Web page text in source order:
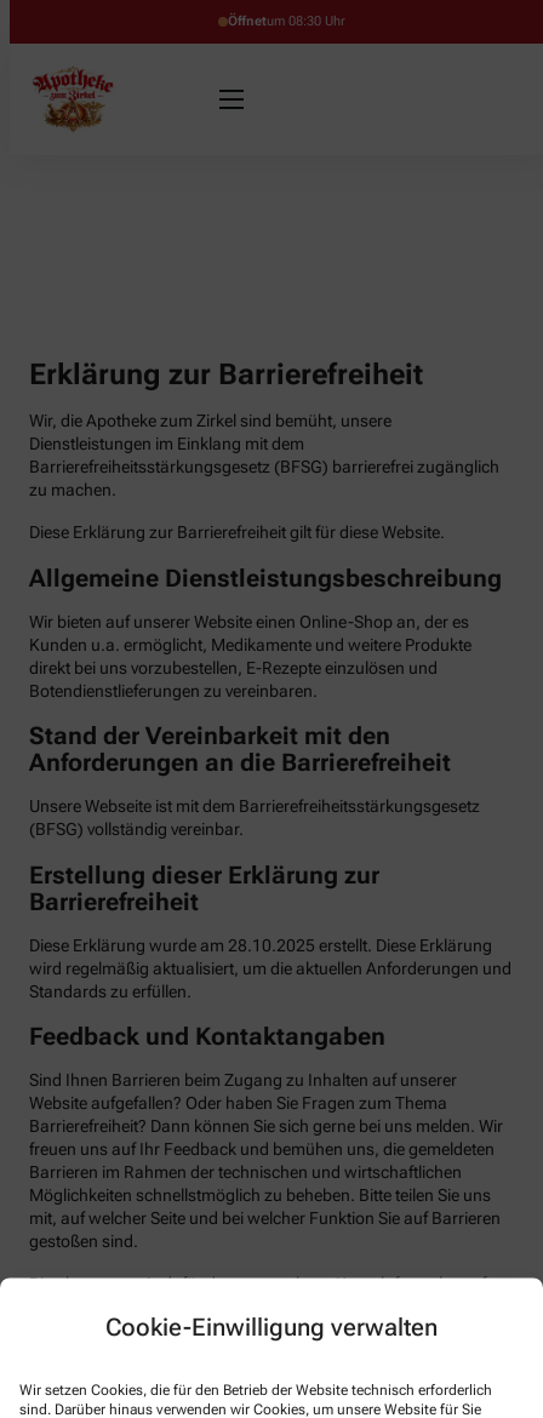
Cookie-Einwilligung verwalten
Wir setzen Cookies, die für den Betrieb der Website technisch erforderlich
sind. Darüber hinaus verwenden wir Cookies, um unsere Website für Sie
Öffnetum 08:30 Uhr
Erklärung zur Barrierefreiheit
Wir, die Apotheke zum Zirkel sind bemüht, unsere
Dienstleistungen im Einklang mit dem
Barrierefreiheitsstärkungsgesetz (BFSG) barrierefrei zugänglich
zu machen.
Diese Erklärung zur Barrierefreiheit gilt für diese Website.
Allgemeine Dienstleistungsbeschreibung
Wir bieten auf unserer Website einen Online-Shop an, der es
Kunden u.a. ermöglicht, Medikamente und weitere Produkte
direkt bei uns vorzubestellen, E-Rezepte einzulösen und
Botendienstlieferungen zu vereinbaren.
Stand der Vereinbarkeit mit den
Anforderungen an die Barrierefreiheit
Unsere Webseite ist mit dem Barrierefreiheitsstärkungsgesetz
(BFSG) vollständig vereinbar.
Erstellung dieser Erklärung zur
Barrierefreiheit
Diese Erklärung wurde am 28.10.2025 erstellt. Diese Erklärung
wird regelmäßig aktualisiert, um die aktuellen Anforderungen und
Standards zu erfüllen.
Feedback und Kontaktangaben
Sind Ihnen Barrieren beim Zugang zu Inhalten auf unserer
Website aufgefallen? Oder haben Sie Fragen zum Thema
Barrierefreiheit? Dann können Sie sich gerne bei uns melden. Wir
freuen uns auf Ihr Feedback und bemühen uns, die gemeldeten
Barrieren im Rahmen der technischen und wirtschaftlichen
Möglichkeiten schnellstmöglich zu beheben. Bitte teilen Sie uns
mit, auf welcher Seite und bei welcher Funktion Sie auf Barrieren
gestoßen sind.
Bitte benutzen sie dafür das vorgesehene Kontaktformular auf
von Ihnen gefundenen Barrieren melden:
Telefon: 030-85600861